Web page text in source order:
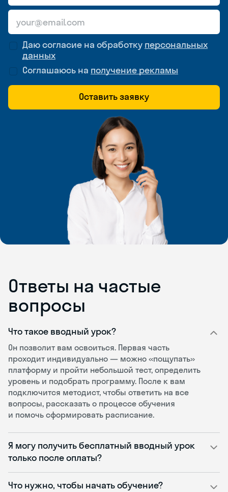
Даю согласие на обработку персональных
данных
Соглашаюсь на получение рекламы
Оставить заявку
Ответы на частые
вопросы
Что такое вводный урок?
Он позволит вам освоиться. Первая часть
проходит индивидуально — можно «пощупать»
платформу и пройти небольшой тест, определить
уровень и подобрать программу. После к вам
подключится методист, чтобы ответить на все
вопросы, рассказать о процессе обучения
и помочь сформировать расписание.
Я могу получить бесплатный вводный урок
только после оплаты?
Что нужно, чтобы начать обучение?